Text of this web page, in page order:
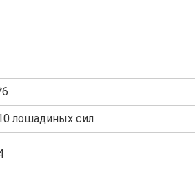
лошадиных сил